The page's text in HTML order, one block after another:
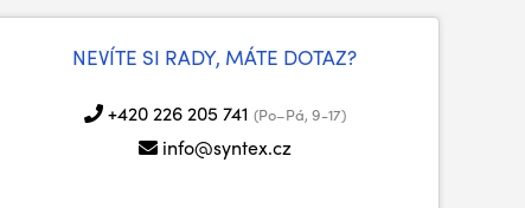
NEVÍTE SI RADY, MÁTE DOTAZ?
+420 226 205 741 (Po–Pá, 9-17)
info@syntex.cz